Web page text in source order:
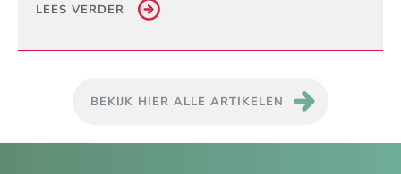
LEES VERDER
BEKIJK HIER ALLE ARTIKELEN